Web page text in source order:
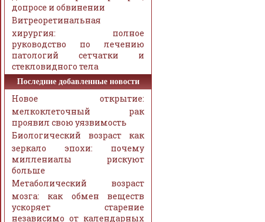
допросе и обвинении
Витреоретинальная
хирургия: полное
руководство по лечению
патологий сетчатки и
стекловидного тела
Последние добавленные новости
Новое открытие:
мелкоклеточный рак
проявил свою уязвимость
Биологический возраст как
зеркало эпохи: почему
миллениалы рискуют
больше
Метаболический возраст
мозга: как обмен веществ
ускоряет старение
независимо от календарных